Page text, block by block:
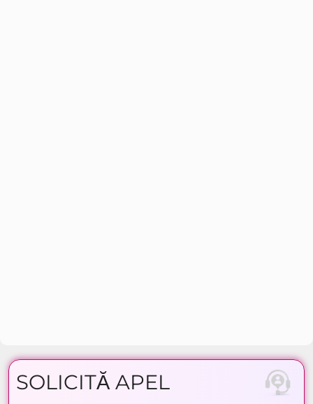
SOLICITĂ APEL